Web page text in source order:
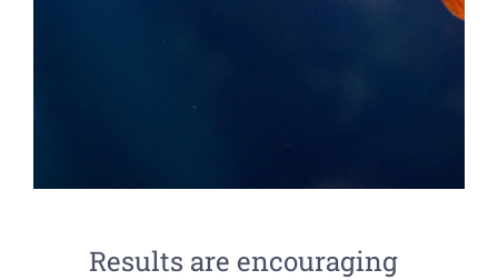
Results are encouraging